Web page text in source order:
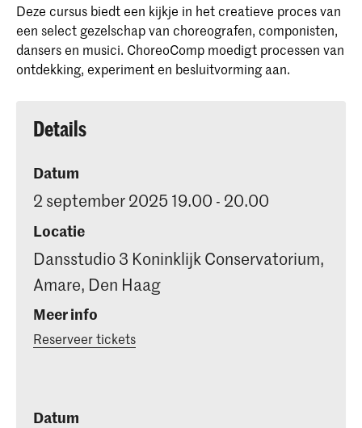
Deze cursus biedt een kijkje in het creatieve proces van
een select gezelschap van choreografen, componisten,
dansers en musici. ChoreoComp moedigt processen van
ontdekking, experiment en besluitvorming aan.
Details
Datum
2 september 2025 19.00 - 20.00
Locatie
Dansstudio 3 Koninklijk Conservatorium,
Amare, Den Haag
Meer info
Reserveer tickets
Datum